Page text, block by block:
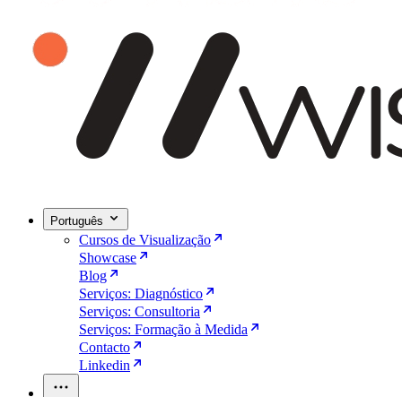
Português
Cursos de Visualização
Showcase
Blog
Serviços: Diagnóstico
Serviços: Consultoria
Serviços: Formação à Medida
Contacto
Linkedin